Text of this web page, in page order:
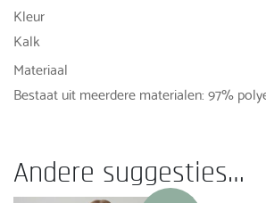
Kleur
Kalk
Materiaal
Bestaat uit meerdere materialen: 97%
Andere suggesties…